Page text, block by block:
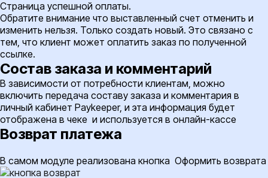
Страница успешной оплаты.
Обратите внимание что выставленный счет отменить и
изменить нельзя. Только создать новый. Это связано с
тем, что клиент может оплатить заказ по полученной
ссылке.
Состав заказа и комментарий
В зависимости от потребности клиентам, можно
включить передача составу заказа и комментария в
личный кабинет Paykeeper, и эта информация будет
отображена в чеке и используется в онлайн-кассе
Возврат платежа
В самом модуле реализована кнопка Оформить возврата